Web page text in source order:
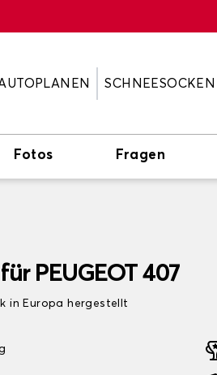
SCHNEESOCKEN
Fotos Fragen
PEUGEOT 407
in Europa hergestellt